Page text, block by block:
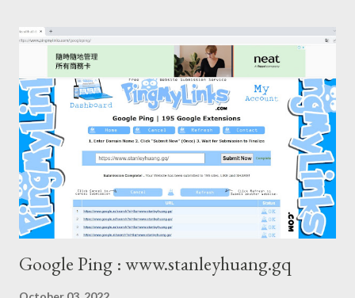
Google Ping : www.stanleyhuang.gq